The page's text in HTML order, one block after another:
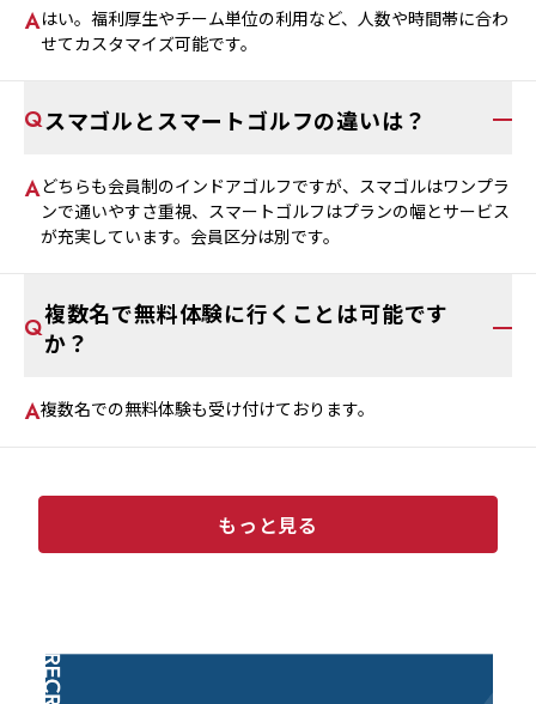
はい。福利厚生やチーム単位の利用など、人数や時間帯に合わ
せてカスタマイズ可能です。
スマゴルとスマートゴルフの違いは？
どちらも会員制のインドアゴルフですが、スマゴルはワンプラ
ンで通いやすさ重視、スマートゴルフはプランの幅とサービス
が充実しています。会員区分は別です。
複数名で無料体験に行くことは可能です
か？
複数名での無料体験も受け付けております。
もっと見る